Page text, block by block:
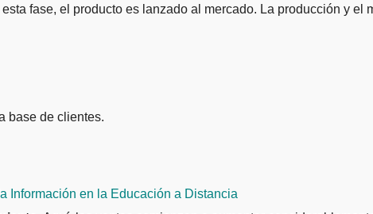
esta fase, el producto es lanzado al mercado. La producción y
base de clientes.
Información en la Educación a Distancia